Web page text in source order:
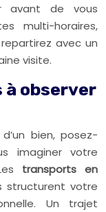
avant de vous
multi-horaires,
avec un
visite.
observer
bien, posez-
imaginer votre
transports en
structurent votre
Un trajet